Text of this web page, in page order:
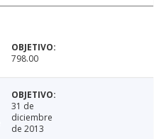
798.00
31 de
diciembre
de 2013